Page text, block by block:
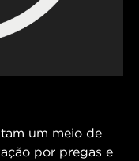
um meio de
por pregas e